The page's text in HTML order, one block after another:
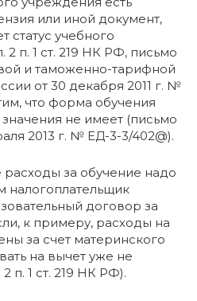
или иной документ,
статус учебного
2 п. 1 ст. 219 НК РФ, письмо
и таможенно-тарифной
от 30 декабря 2011 г. №
что форма обучения
не имеет (письмо
2013 г. № ЕД-3-3/402@).
за обучение надо
налогоплательщик
договор за
к примеру, расходы на
за счет материнского
на вычет уже не
п. 1 ст. 219 НК РФ).